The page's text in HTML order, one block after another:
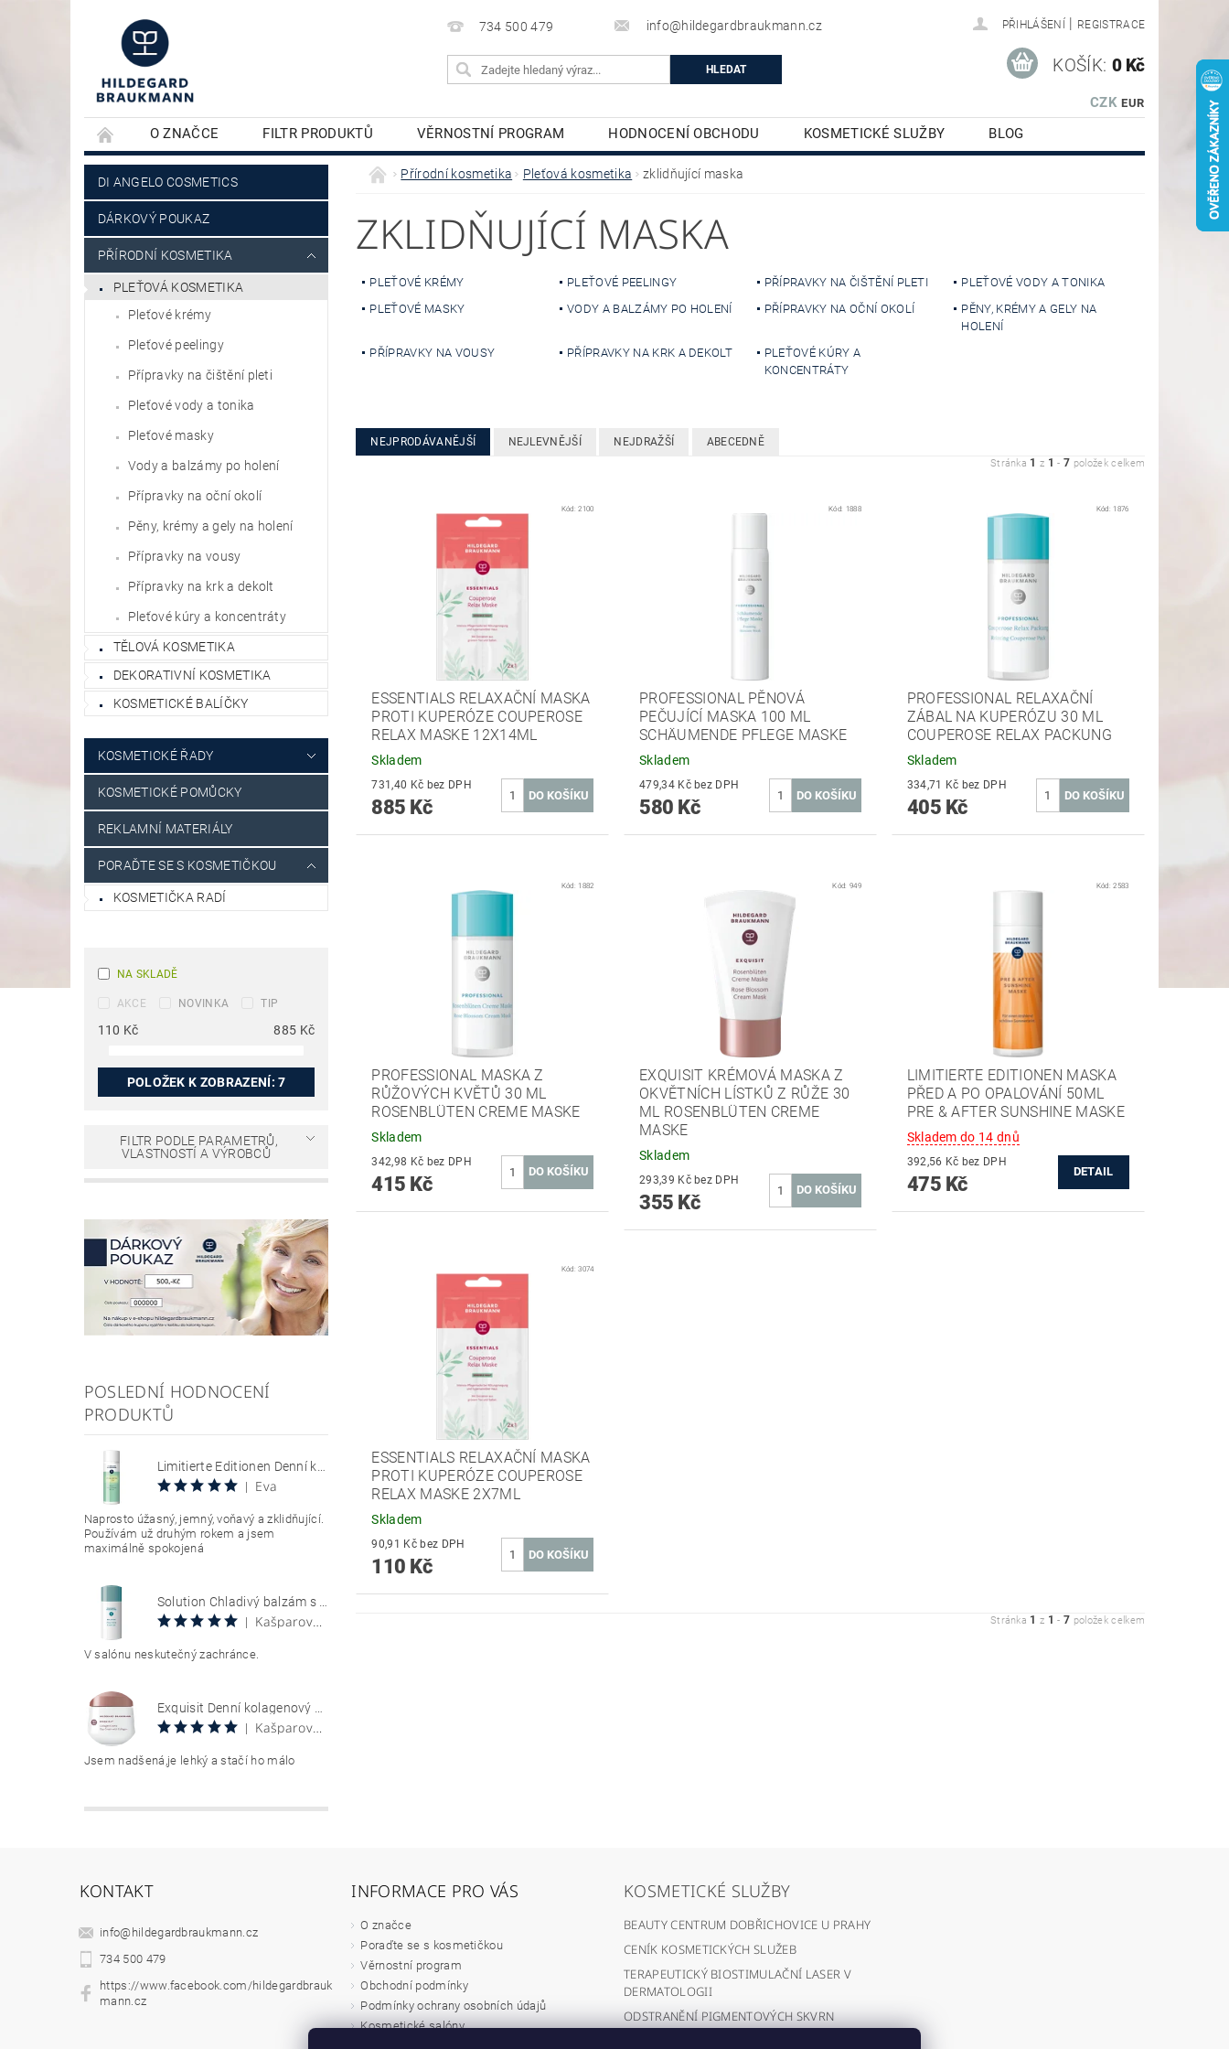
734 500 479 info@hildegardbraukmann.cz PŘIHLÁŠENÍ | REGISTRACE
CZK EUR
KOŠÍK: 0 Kč
O ZNAČCE FILTR PRODUKTŮ VĚRNOSTNÍ PROGRAM HODNOCENÍ OBCHODU KOSMETICKÉ SLUŽBY
BLOG
KONTAKTY
PLEŤOVÁ KOSMETIKA TĚLOVÁ KOSMETIKA DEKORATIVNÍ KOSMETIKA
DI ANGELO COSMETICS
DÁRKOVÝ POUKAZ
PŘÍRODNÍ KOSMETIKA
PLEŤOVÁ KOSMETIKA
Pleťové krémy
Pleťové peelingy
Přípravky na čištění pleti
Pleťové vody a tonika
Pleťové masky
Vody a balzámy po holení
Přípravky na oční okolí
Pěny, krémy a gely na holení
Přípravky na vousy
Přípravky na krk a dekolt
Pleťové kúry a koncentráty
TĚLOVÁ KOSMETIKA
DEKORATIVNÍ KOSMETIKA
KOSMETICKÉ BALÍČKY
KOSMETICKÉ ŘADY
KOSMETICKÉ POMŮCKY
REKLAMNÍ MATERIÁLY
PORAĎTE SE S KOSMETIČKOU
KOSMETIČKA RADÍ
NA SKLADĚ
AKCE NOVINKA TIP
110 Kč 885 Kč
POLOŽEK K ZOBRAZENÍ:7
FILTR PODLE PARAMETRŮ,
VLASTNOSTÍ A VÝROBCŮ
POSLEDNÍ HODNOCENÍ
PRODUKTŮ
Limitierte Editionen Denní krém s SPF 30, chránící citlivou pokožku se sklonem k zarudnutí a kuperóze 50 ml Hyaluron Sun Relax Tages Creme SPF 30
|
Eva
Naprosto úžasný, jemný, voňavý a zklidňující.
Používám už druhým rokem a jsem
maximálně spokojená
Solution Chladivý balzám s aloe vera 100 ml Aloe Vera Cool Gel
|
Kašparová Vendula
V salónu neskutečný zachránce.
Exquisit Denní kolagenový krém 50 ml Collagen Creme Tag
|
Kašparová Vendula
Jsem nadšená,je lehký a stačí ho málo
Přírodní kosmetika Pleťová kosmetika zklidňující maska
ZKLIDŇUJÍCÍ MASKA
PLEŤOVÉ KRÉMY PLEŤOVÉ PEELINGY PŘÍPRAVKY NA ČIŠTĚNÍ PLETI
PLEŤOVÉ VODY A TONIKA
PLEŤOVÉ MASKY
VODY A BALZÁMY PO HOLENÍ PŘÍPRAVKY NA OČNÍ OKOLÍ
PĚNY, KRÉMY A GELY NA
HOLENÍ
PŘÍPRAVKY NA VOUSY
PŘÍPRAVKY NA KRK A DEKOLT
PLEŤOVÉ KÚRY A
KONCENTRÁTY
NEJPRODÁVANĚJŠÍ NEJLEVNĚJŠÍ NEJDRAŽŠÍ ABECEDNĚ
Stránka 1 z 1 -7 položek celkem
Kód:2100
ESSENTIALS RELAXAČNÍ MASKA
PROTI KUPERÓZE COUPEROSE
RELAX MASKE 12X14ML
Skladem
731,40 Kč bez DPH
885 Kč
Kód: 1888
PROFESSIONAL PĚNOVÁ
PEČUJÍCÍ MASKA 100 ML
SCHÄUMENDE PFLEGE MASKE
Skladem
479,34 Kč bez DPH
580 Kč
Kód: 1876
PROFESSIONAL RELAXAČNÍ
ZÁBAL NA KUPERÓZU 30 ML
COUPEROSE RELAX PACKUNG
Skladem
334,71 Kč bez DPH
405 Kč
Kód: 1882
PROFESSIONAL MASKA Z
RŮŽOVÝCH KVĚTŮ 30 ML
ROSENBLÜTEN CREME MASKE
Skladem
342,98 Kč bez DPH
415 Kč
Kód:949
EXQUISIT KRÉMOVÁ MASKA Z
OKVĚTNÍCH LÍSTKŮ Z RŮŽE 30
ML ROSENBLÜTEN CREME
MASKE
Skladem
293,39 Kč bez DPH
355 Kč
Kód:2583
LIMITIERTE EDITIONEN MASKA
PŘED A PO OPALOVÁNÍ 50ML
PRE & AFTER SUNSHINE MASKE
Skladem do 14 dnů
392,56 Kč bez DPH
475 Kč
DETAIL
Kód:3074
ESSENTIALS RELAXAČNÍ MASKA
PROTI KUPERÓZE COUPEROSE
RELAX MASKE 2X7ML
Skladem
90,91 Kč bez DPH
110 Kč
Stránka 1 z 1 -7 položek celkem
KONTAKT
info@ hildegardbraukmann.cz
734 500 479
https://www.facebook.com/hildegardbrauk
mann.cz
INFORMACE PRO VÁS
O značce
Poraďte se s kosmetičkou
Věrnostní program
Obchodní podmínky
Podmínky ochrany osobních údajů
Kosmetické salóny
KOSMETICKÉ SLUŽBY
BEAUTY CENTRUM DOBŘICHOVICE U PRAHY
CENÍK KOSMETICKÝCH SLUŽEB
TERAPEUTICKÝ BIOSTIMULAČNÍ LASER V
DERMATOLOGII
ODSTRANĚNÍ PIGMENTOVÝCH SKVRN